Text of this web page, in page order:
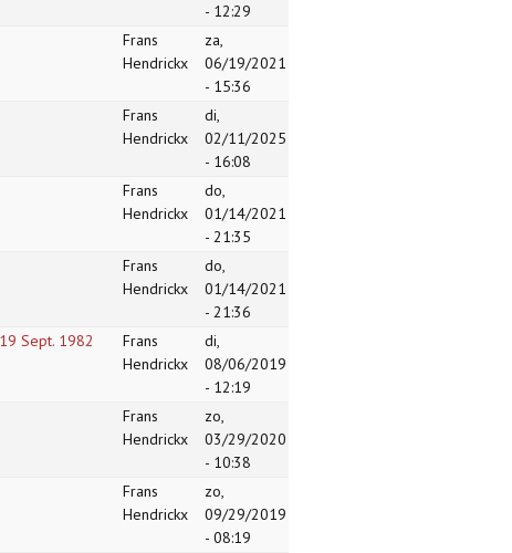
- 12:29
Frans
Hendrickx
za,
06/19/2021
- 15:36
Frans
Hendrickx
di,
02/11/2025
- 16:08
Frans
Hendrickx
do,
01/14/2021
- 21:35
Frans
Hendrickx
do,
01/14/2021
- 21:36
Sept. 1982
Frans
Hendrickx
di,
08/06/2019
- 12:19
Frans
Hendrickx
zo,
03/29/2020
- 10:38
Frans
Hendrickx
zo,
09/29/2019
- 08:19